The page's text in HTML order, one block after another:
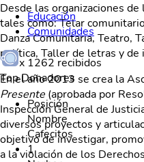
Desde las organizaciones
tales como: Telar
Danza Comunitaria, Teatro,
política, Taller de letras y
​En el año 2013 se crea la
Presente (aprobada por
Inspección General de
diversos proyectos y
objetivo de investigar,
a la violación de los
Educación
Comunidades
x 1262 recibidos
Top Donadores
Posición
Nombre
Cafecitos
1